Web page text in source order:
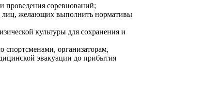
проведения соревнований;
лиц, желающих выполнить нормативы
культуры для сохранения и
организаторам,
эвакуации до прибытия